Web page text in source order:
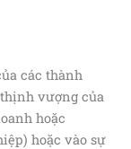
các thành
vượng của
hoặc
hoặc vào sự